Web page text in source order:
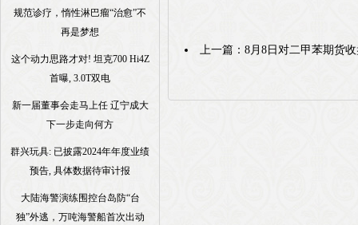
规范诊疗，惰性淋巴瘤“治愈”不
再是梦想
这个动力思路才对! 坦克700 Hi4Z
首曝, 3.0T双电
新一届董事会走马上任 辽宁成大
下一步走向何方
群兴玩具: 已披露2024年年度业绩
预告, 具体数据待审计报
大陆海警演练围控台岛防“台
独”外逃，万吨海警船首次出动
上一篇： 8月8日对二甲苯期货